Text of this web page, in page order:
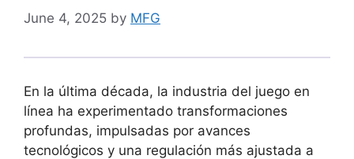
June 4, 2025 by MFG
En la última década, la industria del juego en
línea ha experimentado transformaciones
profundas, impulsadas por avances
tecnológicos y una regulación más ajustada a